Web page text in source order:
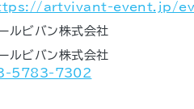
artvivant-event.jp/
ルビバン株式会社
ルビバン株式会社
5783-7302